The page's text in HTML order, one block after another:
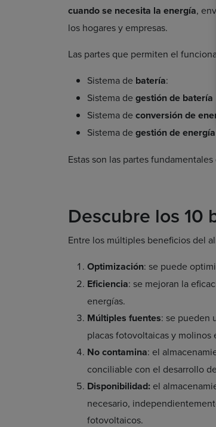
cuando se necesita la energía,
los hogares y empresas.
Las partes que permiten el
Sistema de batería:
Sistema degestión de batería
Sistema deconversión de
Sistema degestión de energía
Estas son las partes
Descubre los 10
Entre los múltiples beneficios del
Optimización: se puede
Eficiencia: se mejoran la
energías.
Múltiples fuentes: se pueden
placas fotovoltaicas y molinos
No contamina: el
conciliable con el desarrollo
Disponibilidad: el
necesario,
fotovoltaicos.